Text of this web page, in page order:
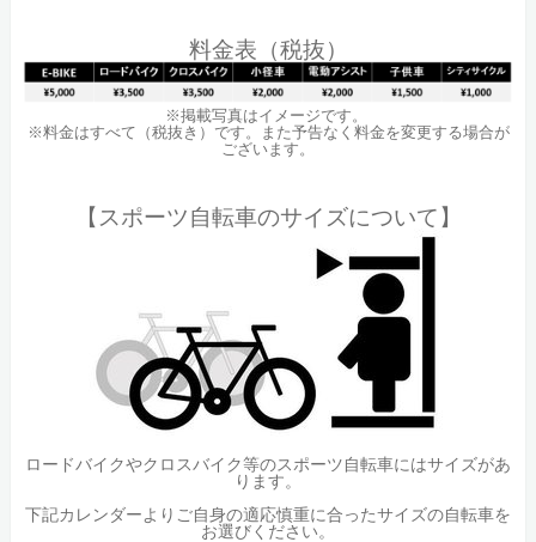
料金表（税抜）
※掲載写真はイメージです。
※料金はすべて（税抜き）です。また予告なく料金を変更する場合が
ございます。
【スポーツ自転車のサイズについて】
ロードバイクやクロスバイク等のスポーツ自転車にはサイズがあ
ります。
下記カレンダーよりご自身の適応慎重に合ったサイズの自転車を
お選びください。